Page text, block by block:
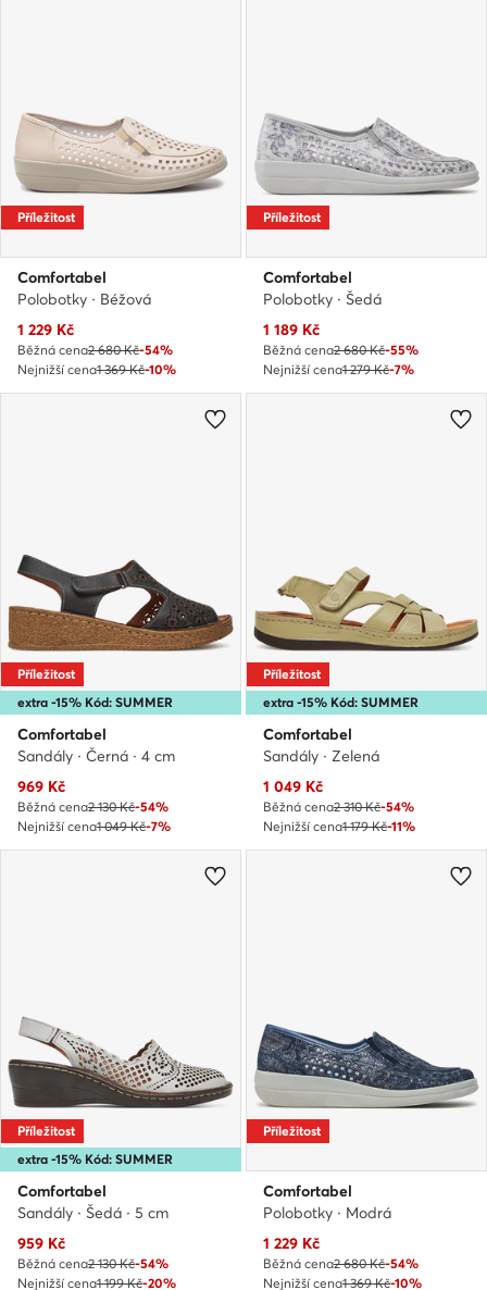
Příležitost
Comfortabel
Polobotky · Béžová
Aktuální cena
1 229 Kč
Běžná cena2 680 Kč-54%
Nejnižší cena1 369 Kč-10%
Příležitost
Comfortabel
Polobotky · Šedá
Aktuální cena
1 189 Kč
Běžná cena2 680 Kč-55%
Nejnižší cena1 279 Kč-7%
extra -15% Kód: SUMMER
Příležitost
Comfortabel
Sandály · Černá · 4 cm
Aktuální cena
969 Kč
Běžná cena2 130 Kč-54%
Nejnižší cena1 049 Kč-7%
extra -15% Kód: SUMMER
Příležitost
Comfortabel
Sandály · Zelená
Aktuální cena
1 049 Kč
Běžná cena2 310 Kč-54%
Nejnižší cena1 179 Kč-11%
extra -15% Kód: SUMMER
Příležitost
Comfortabel
Sandály · Šedá · 5 cm
Aktuální cena
959 Kč
Běžná cena2 130 Kč-54%
Nejnižší cena1 199 Kč-20%
Příležitost
Comfortabel
Polobotky · Modrá
Aktuální cena
1 229 Kč
Běžná cena2 680 Kč-54%
Nejnižší cena1 369 Kč-10%